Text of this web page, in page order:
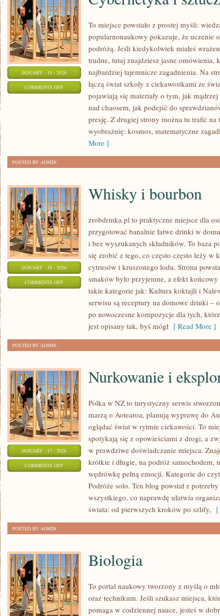
JANUARY - 19 - 2026
COMMENTS OFFON
CYBERNETYKA
SZTUCZNA
INTELIGENCJA
To miejsce powstało z prostej myśli:
popularnonaukowy pokazuje, że uczenie
podróżą. Jeśli kiedykolwiek miałeś
trudne, tutaj znajdziesz jasne omówienia,
najbardziej tajemnicze zagadnienia. Na
łączą świat szkoły z ciekawostkami ze
pojawiają się materiały o tym, jak
nad chaosem, jak podejść do
presję. Z drugiej strony można tu trafić na
wyobraźnię: kosmos, matematyczne
More ]
POSTED BY ADMIN
JANUARY - 18 - 2026
COMMENTS OFFON
Whisky i bourbon
zrobdrinka.pl to praktyczne miejsce dla
przygotować banalnie łatwe drinki w
i bez wyszukanych składników. To baza
się zrobić z tego, co często często leży w
cytrusów i kruszonego lodu. Strona
smaków było przyjemne, a efekt
takie kategorie jak: Kultura koktajli i
serwisu są receptury na domowe drinki –
po nowoczesne kompozycje dla tych,
jest opisany tak, byś mógł [ Read More ]
POSTED BY ADMIN
JANUARY - 17 - 2026
COMMENTS OFFON
NURKOWANIE
EKSPLORACJA
PODWODNA
Nurkowanie i
Polka w NZ to turystyczny serwis
marzą o Aotearoa, planują wyprawę do
oglądać świat w rytmie ciekawości. To
spotykają się z opowieściami z drogi, a
w prawdziwe doświadczanie miejsca.
krótkie i długie, na podróż samochodem,
wędrówkę pełną emocji. Kategorie do
Podróże solo. Ten blog powstał z
wszystkiego, co naprawdę ułatwia
świata: od pierwszych kroków po szlify, [
POSTED BY ADMIN
Biologia
To portal naukowy tworzony z myślą o
oraz technikum. Jeśli szukasz miejsca,
pomaga w codziennej nauce, jesteś w